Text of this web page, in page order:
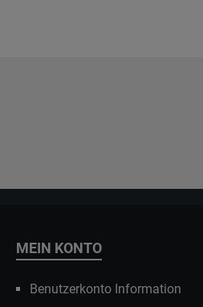
MEIN KONTO
Benutzerkonto Information